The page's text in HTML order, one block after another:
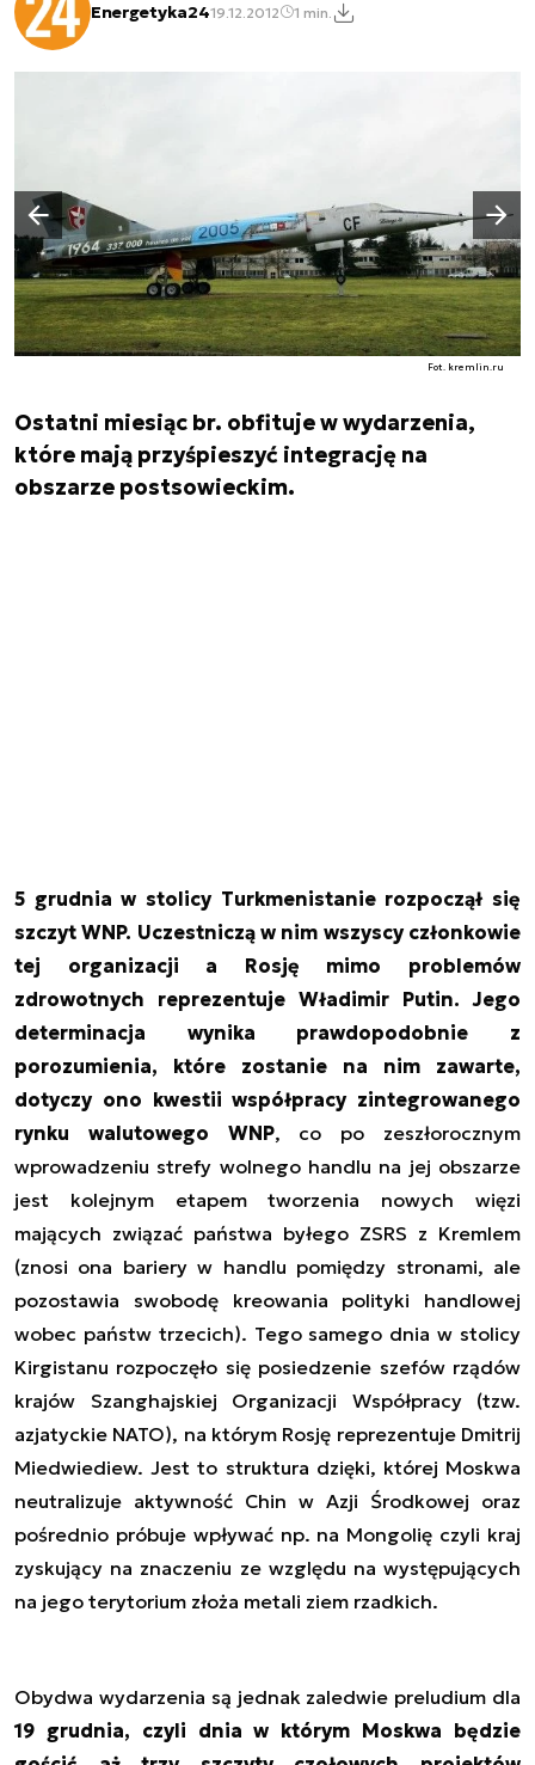
Energetyka2419.12.2012 1 min.
Fot. kremlin.ru
Poprzedni slajd
Następny slajd
Ostatni miesiąc br. obfituje w wydarzenia,
które mają przyśpieszyć integrację na
obszarze postsowieckim.
5 grudnia w stolicy Turkmenistanie rozpoczął się
szczyt WNP. Uczestniczą w nim wszyscy członkowie
tej organizacji a Rosję mimo problemów
zdrowotnych reprezentuje Władimir Putin. Jego
determinacja wynika prawdopodobnie z
porozumienia, które zostanie na nim zawarte,
dotyczy ono kwestii współpracy zintegrowanego
rynku walutowego WNP, co po zeszłorocznym
wprowadzeniu strefy wolnego handlu na jej obszarze
jest kolejnym etapem tworzenia nowych więzi
mających związać państwa byłego ZSRS z Kremlem
(znosi ona bariery w handlu pomiędzy stronami, ale
pozostawia swobodę kreowania polityki handlowej
wobec państw trzecich). Tego samego dnia w stolicy
Kirgistanu rozpoczęło się posiedzenie szefów rządów
krajów Szanghajskiej Organizacji Współpracy (tzw.
azjatyckie NATO), na którym Rosję reprezentuje Dmitrij
Miedwiediew. Jest to struktura dzięki, której Moskwa
neutralizuje aktywność Chin w Azji Środkowej oraz
pośrednio próbuje wpływać np. na Mongolię czyli kraj
zyskujący na znaczeniu ze względu na występujących
na jego terytorium złoża metali ziem rzadkich.
Obydwa wydarzenia są jednak zaledwie preludium dla
19 grudnia, czyli dnia w którym Moskwa będzie